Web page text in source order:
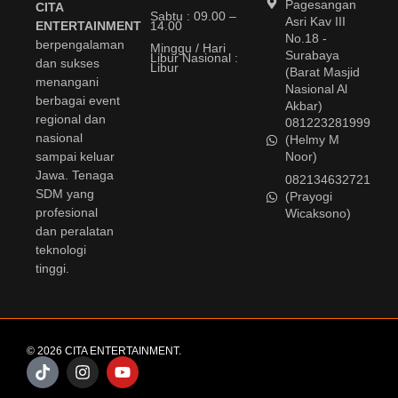
CITA
ENTERTAINMENT
berpengalaman
dan sukses
menangani
berbagai event
regional dan
nasional
sampai keluar
Jawa. Tenaga
SDM yang
profesional
dan peralatan
teknologi
tinggi.
Sabtu : 09.00 –
14.00
Minggu / Hari
Libur Nasional :
Libur
Pagesangan
Asri Kav III
No.18 -
Surabaya
(Barat Masjid
Nasional Al
Akbar)
081223281999
(Helmy M
Noor)
082134632721
(Prayogi
Wicaksono)
© 2026 CITA ENTERTAINMENT.